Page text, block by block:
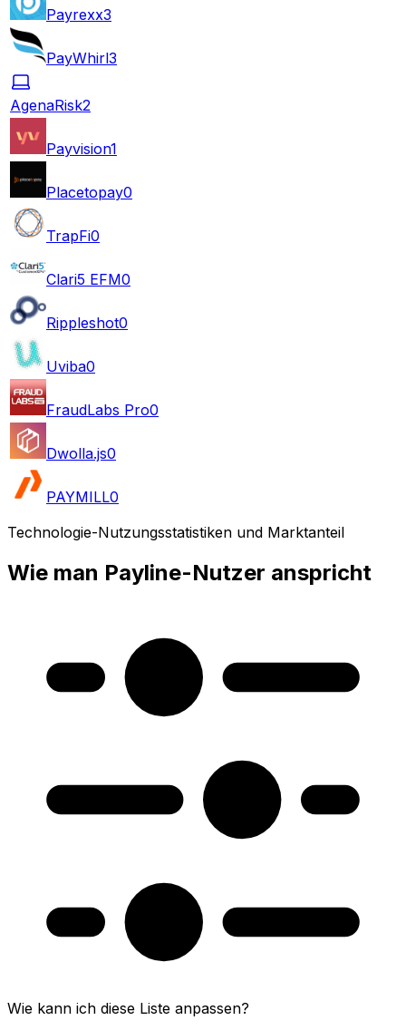
Payrexx3
PayWhirl3
AgenaRisk2
Payvision1
Placetopay0
TrapFi0
Clari5 EFM0
Rippleshot0
Uviba0
FraudLabs Pro0
Dwolla.js0
PAYMILL0
Technologie-Nutzungsstatistiken und Marktanteil
Wie man Payline-Nutzer anspricht
Wie kann ich diese Liste anpassen?